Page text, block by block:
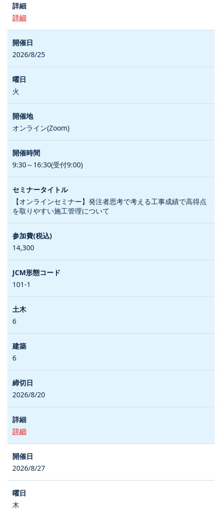
詳細
2026/8/25
火
オンライン(Zoom)
9:30～16:30(受付9:00)
【オンラインセミナー】発注者思考で考える工事成績で高得点
を取りやすい施工管理について
14,300
101-1
6
6
2026/8/20
詳細
2026/8/27
木